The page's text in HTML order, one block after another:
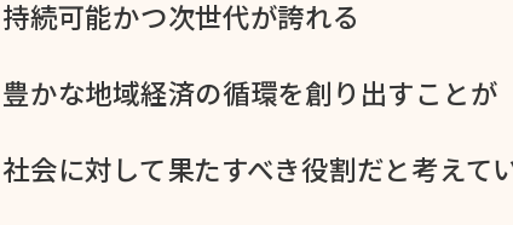
持続可能かつ次世代が​誇れる
豊かな​地域経済の​循環を​創り出すことが
社会に​対して​果た​すべき役割だと​考えて